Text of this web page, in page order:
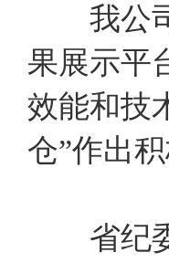
我公司
果展示平
效能和技
仓”作出积
省纪委